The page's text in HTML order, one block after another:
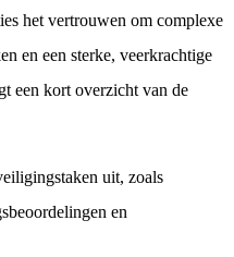
het vertrouwen om complexe
en een sterke, veerkrachtige
een kort overzicht van de
uit, zoals
en